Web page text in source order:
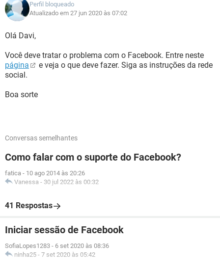
Perfil bloqueado
Atualizado em 27 jun 2020 às 07:02
Olá Davi,
Você deve tratar o problema com o Facebook. Entre neste
página
e veja o que deve fazer. Siga as instruções da rede
social.
Boa sorte
Conversas semelhantes
Como falar com o suporte do Facebook?
fatica - 10 ago 2014 às 20:26
Vanessa - 30 jul 2022 às 00:32
41 Respostas
Iniciar sessão de Facebook
SofiaLopes1283 - 6 set 2020 às 08:36
ninha25 - 7 set 2020 às 05:42